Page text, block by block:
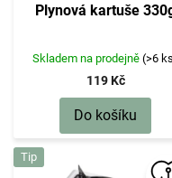
Plynová kartuše
Skladem na prodejně (>6
119 Kč
Do košíku
Tip